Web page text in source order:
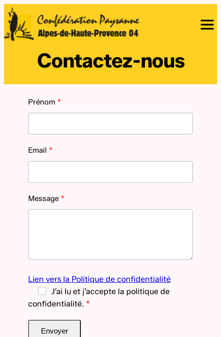
Contactez-nous
Prénom
Email
Message
Lien vers la Politique de confidentialité
J’ai lu et j’accepte la politique de
confidentialité.
Envoyer